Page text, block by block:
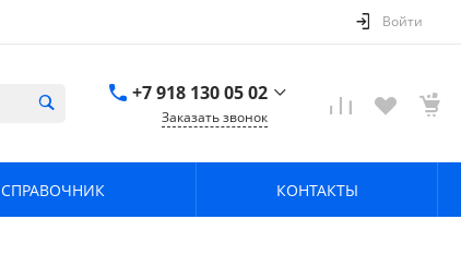
Войти
+7 918 130 05 02
Заказать звонок
СПРАВОЧНИК КОНТАКТЫ